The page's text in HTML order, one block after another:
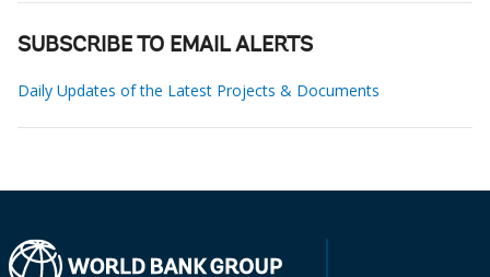
SUBSCRIBE TO EMAIL ALERTS
Daily Updates of the Latest Projects & Documents